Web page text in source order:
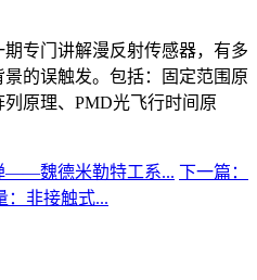
专门讲解漫反射传感器，有多
的误触发。包括：固定范围原
原理、PMD光飞行时间原
——魏德米勒特工系... 下一篇：
：非接触式...